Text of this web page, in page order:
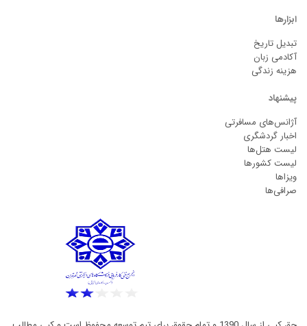
ابزارها
تبدیل تاریخ
آکادمی زبان
هزینه زندگی
پیشنهاد
آژانس‌های مسافرتی
اخبار گردشگری
لیست هتل‌ها
لیست کشورها
ویزاها
صرافی‌ها